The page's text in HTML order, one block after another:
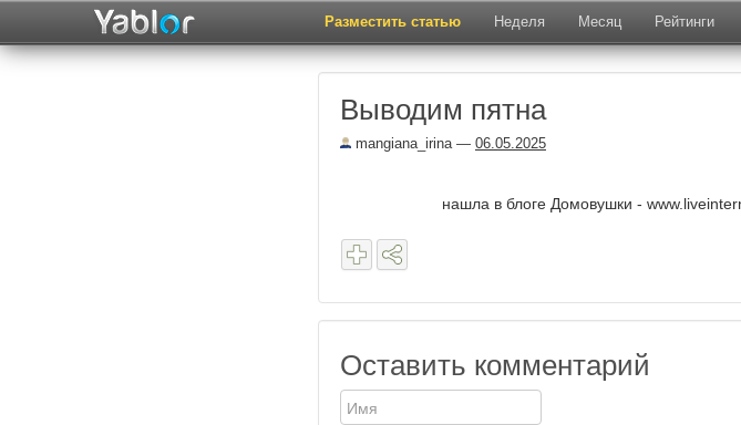
Разместить статью Неделя Месяц Рейтинги
Выводим пятна
mangiana_irina— 06.05.2025
нашла в блоге Домовушки -
Оставить комментарий